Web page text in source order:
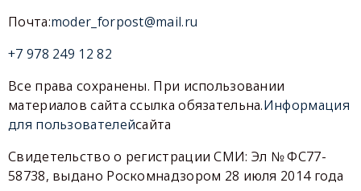
Почта:moder_forpost@mail.ru
+7 978 249 12 82
Все права сохранены. При использовании
материалов сайта ссылка обязательна.Информация
для пользователейсайта
Свидетельство о регистрации СМИ: Эл № ФС77-
58738, выдано Роскомнадзором 28 июля 2014 года